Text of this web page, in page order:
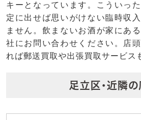
キーとなっています。こういっ
定に出せば思いがけない臨時収
ません。飲まないお酒が家にあ
社にお問い合わせください。店
れば郵送買取や出張買取サービス
足立区・近隣